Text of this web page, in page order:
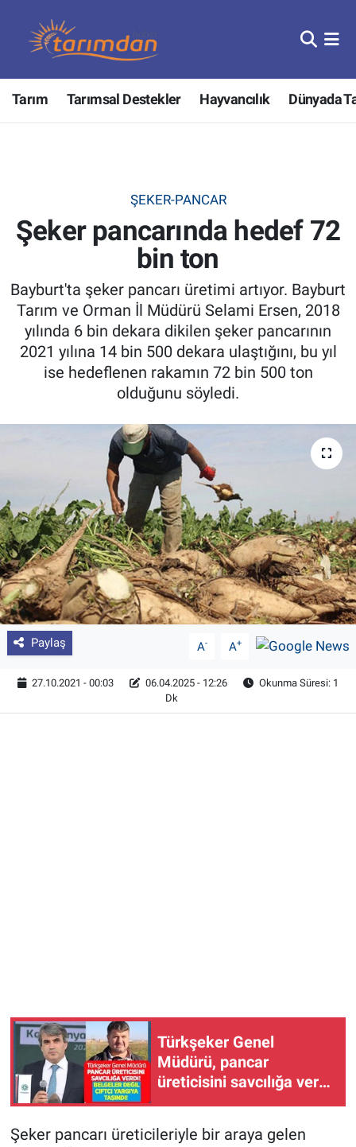
Tarım Tarımsal Destekler Hayvancılık Dünyada
ŞEKER-PANCAR
Şeker pancarında hedef 72
bin ton
Bayburt'ta şeker pancarı üretimi artıyor. Bayburt
Tarım ve Orman İl Müdürü Selami Ersen, 2018
yılında 6 bin dekara dikilen şeker pancarının
2021 yılına 14 bin 500 dekara ulaştığını, bu yıl
ise hedeflenen rakamın 72 bin 500 ton
olduğunu söyledi.
Paylaş A- A+
27.10.2021 - 00:03 06.04.2025 - 12:26
Okunma Süresi: 1
Dk
Türkşeker Genel
Müdürü, pancar
üreticisini savcılığa verdi!
Belgeler değil, çiftçi
Şeker pancarı üreticileriyle bir araya gelen
Tarım
Hayvancılık
Tarımsal Destekler
Tarım Bakanlığı
TZOB
Tarım Kredi Kooperatifleri
Et fiyatları
Tarım Bilgisi
Yetiştirici Soruyor
Dünyada Tarım
Üretici Birlikleri
Şeker ve Şekerli Mamüller
Tohum
Nöbetçi Eczaneler
Hava Durumu
Tüm Manşetler
Son Dakika Haberleri
Haber Arşivi